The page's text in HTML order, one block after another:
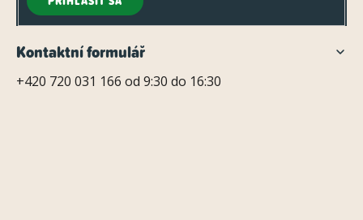
Kontaktní formulář
+420 720 031 166 od 9:30 do 16:30